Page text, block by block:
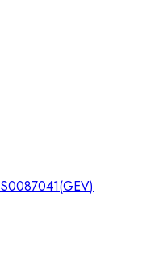
S0087041(GEV)